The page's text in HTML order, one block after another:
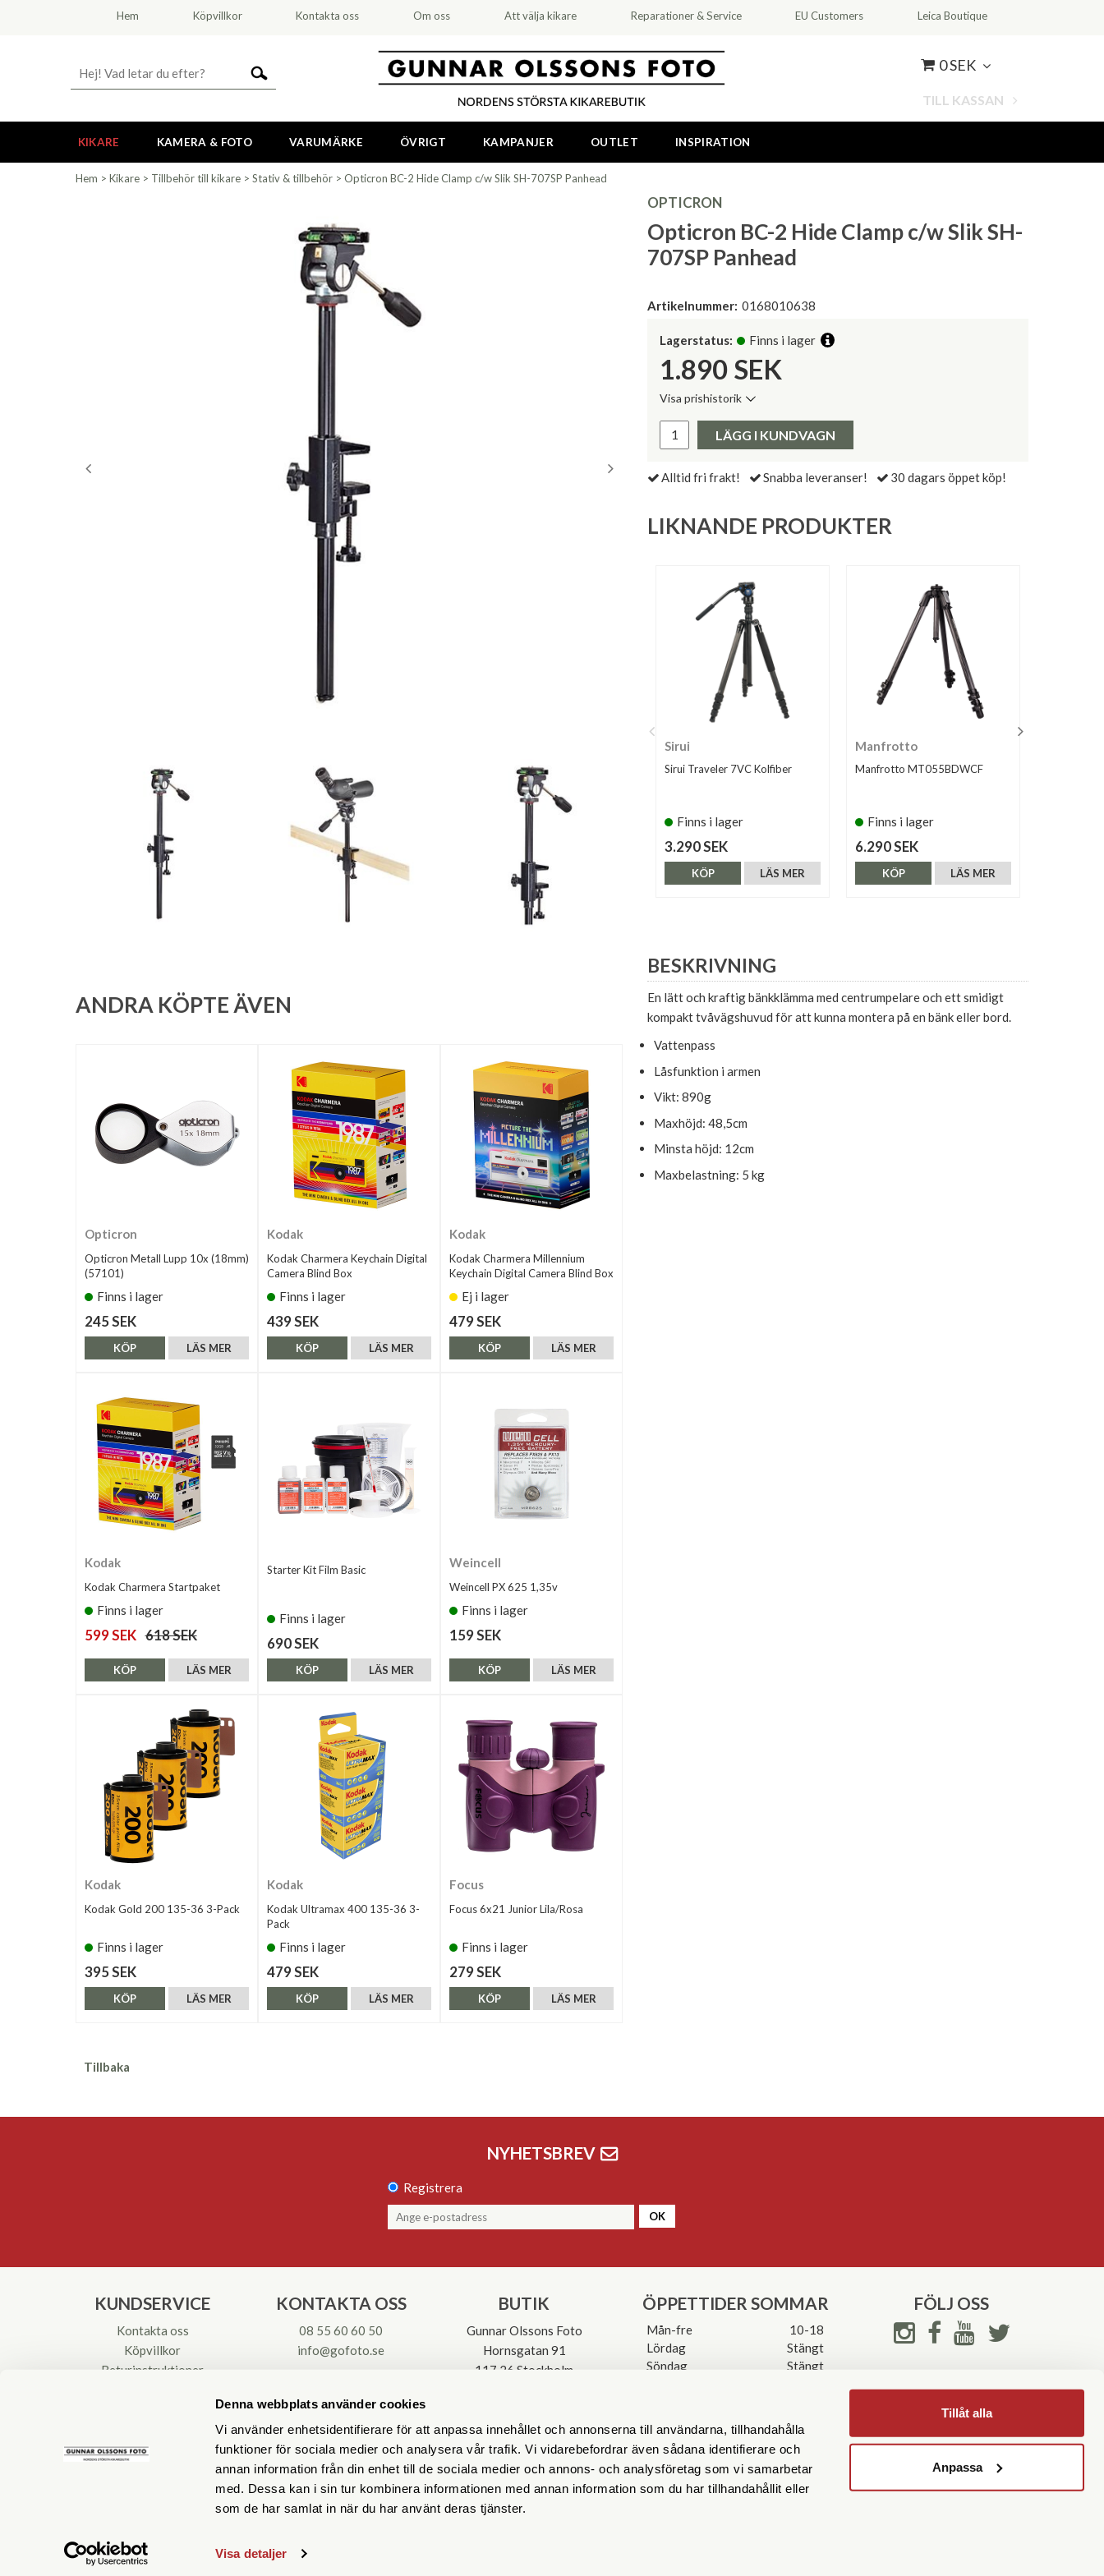
Denna webbplats använder cookies
Vi använder enhetsidentifierare för att anpassa innehållet och annonserna till användarna, tillhandahålla
funktioner för sociala medier och analysera vår trafik. Vi vidarebefordrar även sådana identifierare och
annan information från din enhet till de sociala medier och annons- och analysföretag som vi samarbetar
med. Dessa kan i sin tur kombinera informationen med annan information som du har tillhandahållit eller
som de har samlat in när du har använt deras tjänster.
Visa detaljer
Tillåt alla
Anpassa
Hem Köpvillkor Kontakta oss Om oss Att välja kikare Reparationer & Service EU Customers Leica Boutique
0 SEK
TILL KASSAN
KIKARE KAMERA & FOTO VARUMÄRKE ÖVRIGT KAMPANJER OUTLET INSPIRATION
Hem > Kikare > Tillbehör till kikare > Stativ & tillbehör > Opticron BC-2 Hide Clamp c/w Slik SH-707SP Panhead
OPTICRON
Opticron BC-2 Hide Clamp c/w Slik SH-
707SP Panhead
Artikelnummer: 0168010638
Lagerstatus: Finns i lager
1.890 SEK
Visa prishistorik
Pris:
LÄGG I KUNDVAGN
Alltid fri frakt! Snabba leveranser! 30 dagars öppet köp!
LIKNANDE PRODUKTER
Sirui
Sirui Traveler 7VC Kolfiber
Finns i lager
3.290 SEK
LÄS MER
KÖP
Manfrotto
Manfrotto MT055BDWCF
Finns i lager
6.290 SEK
LÄS MER
KÖP
BESKRIVNING
En lätt och kraftig bänkklämma med centrumpelare och ett smidigt
kompakt tvåvägshuvud för att kunna montera på en bänk eller bord.
Vattenpass
Låsfunktion i armen
Vikt: 890g
Maxhöjd: 48,5cm
Minsta höjd: 12cm
Maxbelastning: 5 kg
ANDRA KÖPTE ÄVEN
Opticron
Opticron Metall Lupp 10x (18mm)
(57101)
Finns i lager
245 SEK
LÄS MER
KÖP
Kodak
Kodak Charmera Keychain Digital
Camera Blind Box
Finns i lager
439 SEK
LÄS MER
KÖP
Kodak
Kodak Charmera Millennium
Keychain Digital Camera Blind Box
Ej i lager
479 SEK
LÄS MER
KÖP
Kodak
Kodak Charmera Startpaket
Finns i lager
599 SEK 618 SEK
LÄS MER
KÖP
Starter Kit Film Basic
Finns i lager
690 SEK
LÄS MER
KÖP
Weincell
Weincell PX 625 1,35v
Finns i lager
159 SEK
LÄS MER
KÖP
Kodak
Kodak Gold 200 135-36 3-Pack
Finns i lager
395 SEK
LÄS MER
KÖP
Kodak
Kodak Ultramax 400 135-36 3-
Pack
Finns i lager
479 SEK
LÄS MER
KÖP
Focus
Focus 6x21 Junior Lila/Rosa
Finns i lager
279 SEK
LÄS MER
KÖP
Tillbaka
NYHETSBREV
Registrera
OK
KUNDSERVICE
Kontakta oss
Köpvillkor
Returinstruktioner
KONTAKTA OSS
08 55 60 60 50
info@gofoto.se
BUTIK
Gunnar Olssons Foto
Hornsgatan 91
117 26 Stockholm
ÖPPETTIDER SOMMAR
Mån-fre
10-18
Lördag
Stängt
Söndag
Stängt
FÖLJ OSS